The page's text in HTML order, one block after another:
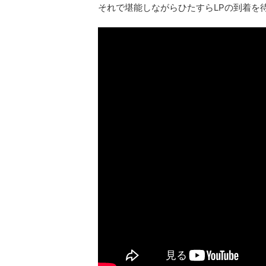
それで堪能しながらひたすらLPの到着を